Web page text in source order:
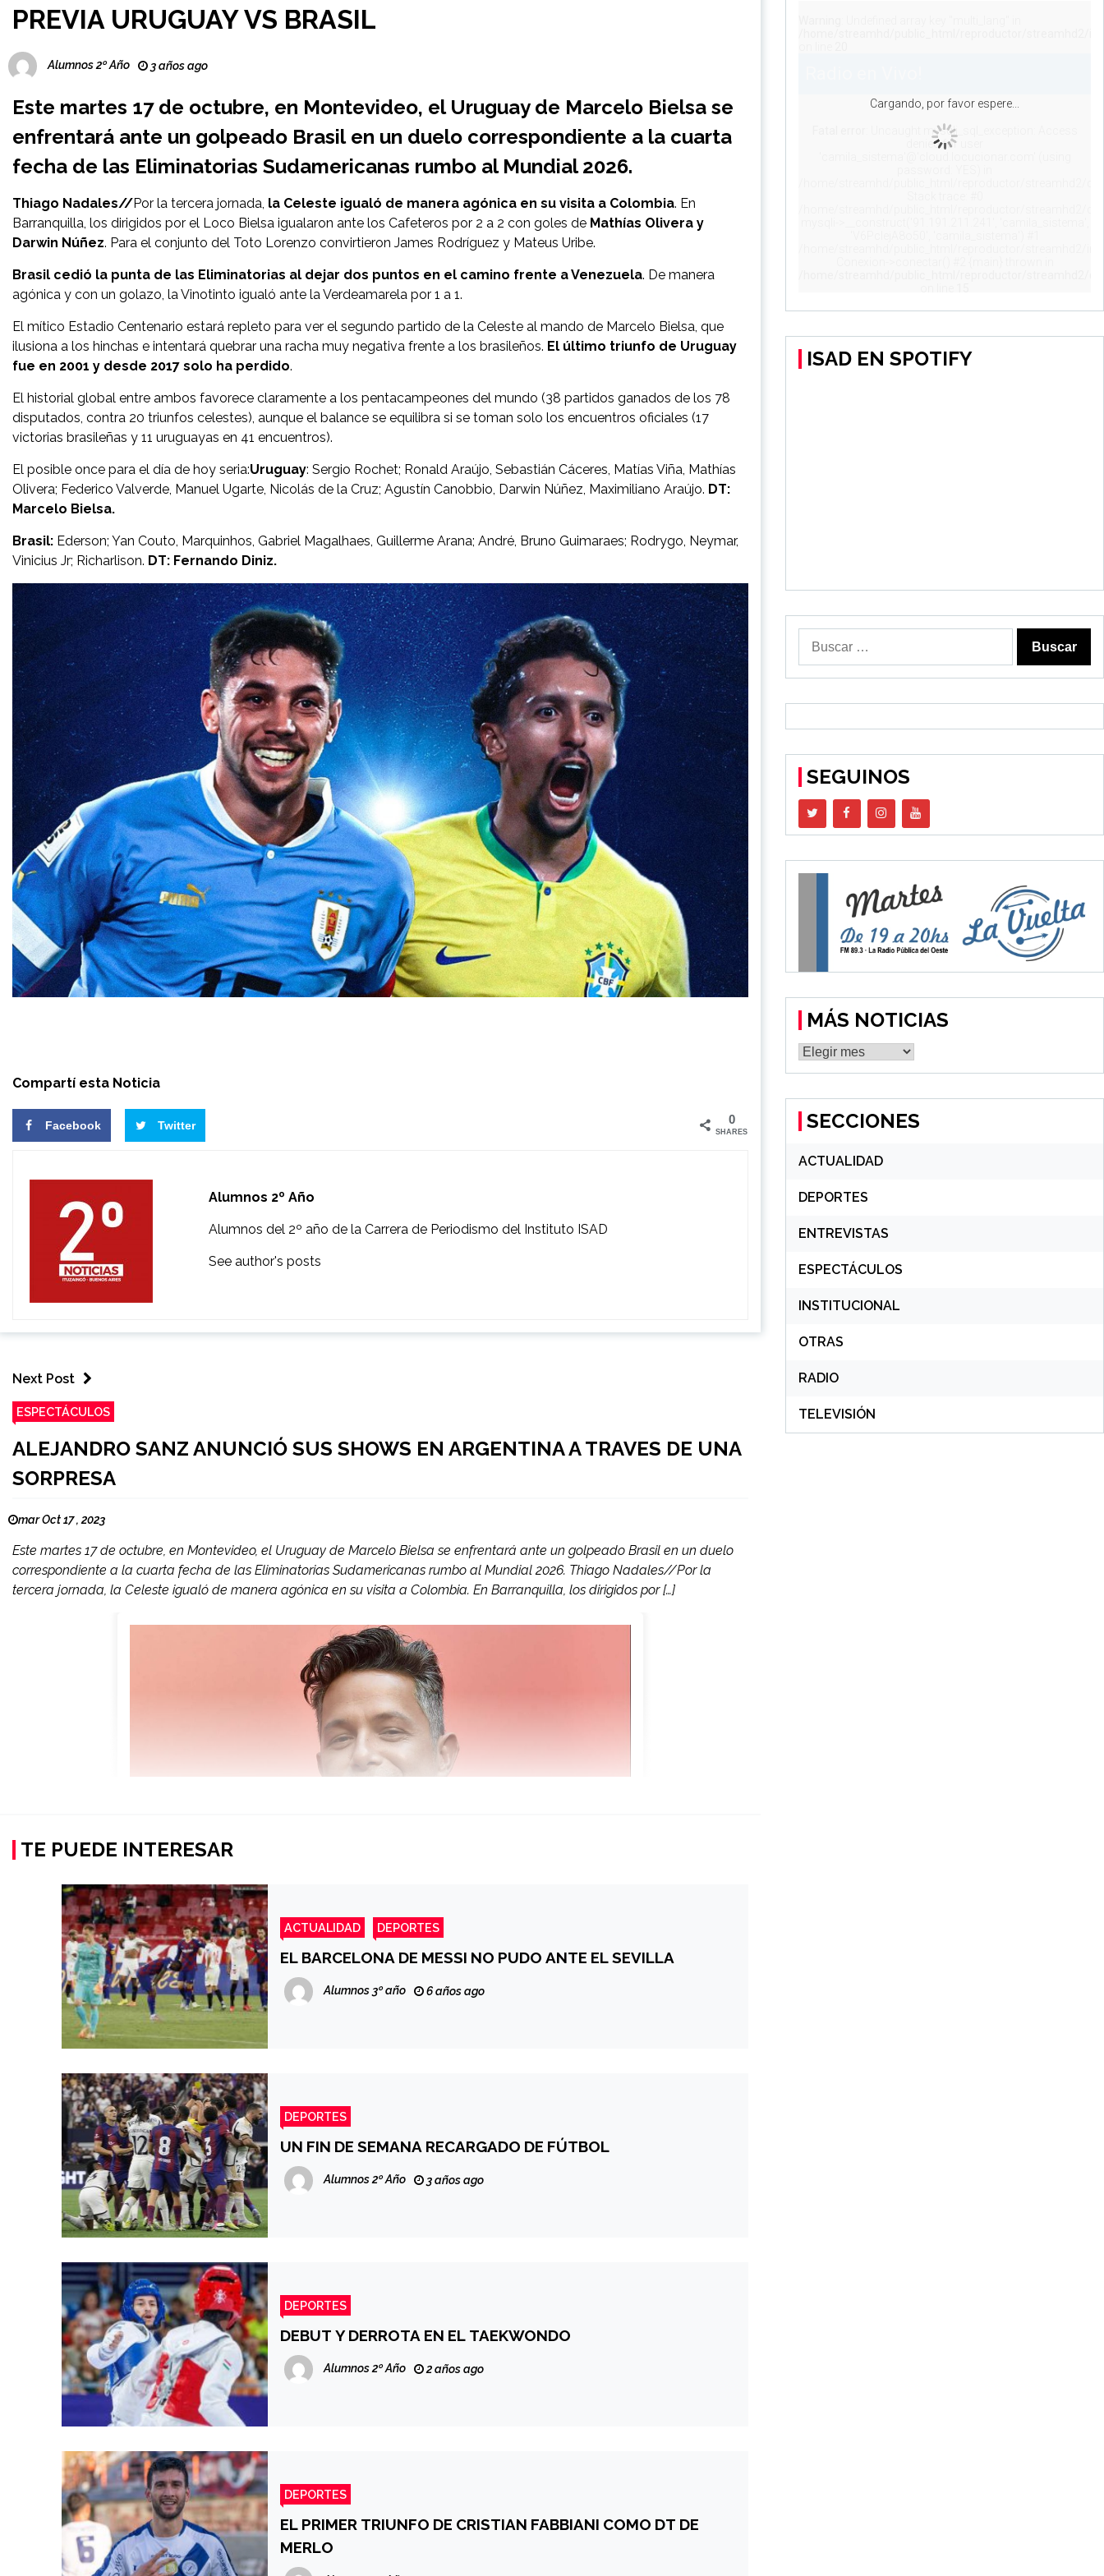
PREVIA URUGUAY VS BRASIL
Alumnos 2º Año 3 años ago
Este martes 17 de octubre, en Montevideo, el Uruguay de Marcelo Bielsa se
enfrentará ante un golpeado Brasilen un duelo correspondiente a la cuarta
fecha de las Eliminatorias Sudamericanas rumbo al Mundial 2026.
Thiago Nadales//Por la tercera jornada, la Celeste igualó de manera agónica en su visita a Colombia. En
Barranquilla, los dirigidos por el Loco Bielsa igualaron ante los Cafeteros por 2 a 2 con goles de Mathías Olivera y
Darwin Núñez. Para el conjunto del Toto Lorenzo convirtieron James Rodríguez y Mateus Uribe.
Brasil cedió la punta de las Eliminatorias al dejar dos puntos en el camino frente a Venezuela. De manera
agónica y con un golazo, la Vinotinto igualó ante la Verdeamarela por 1 a 1.
El mítico Estadio Centenario estará repleto para ver el segundo partido de la Celeste al mando de Marcelo Bielsa, que
ilusiona a los hinchas e intentará quebrar una racha muy negativa frente a los brasileños. El último triunfo de Uruguay
fue en 2001 y desde 2017 solo ha perdido.
El historial global entre ambos favorece claramente a los pentacampeones del mundo (38 partidos ganados de los 78
disputados, contra 20 triunfos celestes), aunque el balance se equilibra si se toman solo los encuentros oficiales (17
victorias brasileñas y 11 uruguayas en 41 encuentros).
El posible once para el día de hoy seria:Uruguay: Sergio Rochet; Ronald Araújo, Sebastián Cáceres, Matías Viña, Mathías
Olivera; Federico Valverde, Manuel Ugarte, Nicolás de la Cruz; Agustín Canobbio, Darwin Núñez, Maximiliano Araújo. DT:
Marcelo Bielsa.
Brasil: Ederson; Yan Couto, Marquinhos, Gabriel Magalhaes, Guillerme Arana; André, Bruno Guimaraes; Rodrygo, Neymar,
Vinicius Jr; Richarlison. DT: Fernando Diniz.
Compartí esta Noticia
Facebook Twitter 0
SHARES
Alumnos 2º Año
Alumnos del 2º año de la Carrera de Periodismo del Instituto ISAD
See author's posts
Next Post
ESPECTÁCULOS
ALEJANDRO SANZ ANUNCIÓ SUS SHOWS EN ARGENTINA A TRAVES DE UNA
SORPRESA
mar Oct 17 , 2023
Este martes 17 de octubre, en Montevideo, el Uruguay de Marcelo Bielsa se enfrentará ante un golpeado Brasil en un duelo
correspondiente a la cuarta fecha de las Eliminatorias Sudamericanas rumbo al Mundial 2026. Thiago Nadales//Por la
tercera jornada, la Celeste igualó de manera agónica en su visita a Colombia. En Barranquilla, los dirigidos por […]
TE PUEDE INTERESAR
ACTUALIDAD DEPORTES
EL BARCELONA DE MESSI NO PUDO ANTE EL SEVILLA
Alumnos 3º año 6 años ago
DEPORTES
UN FIN DE SEMANA RECARGADO DE FÚTBOL
Alumnos 2º Año 3 años ago
DEPORTES
DEBUT Y DERROTA EN EL TAEKWONDO
Alumnos 2º Año 2 años ago
DEPORTES
EL PRIMER TRIUNFO DE CRISTIAN FABBIANI COMO DT DE
MERLO
ISAD EN SPOTIFY
SEGUINOS
MÁS NOTICIAS
MÁS
NOTICIAS
SECCIONES
ACTUALIDAD
DEPORTES
ENTREVISTAS
ESPECTÁCULOS
INSTITUCIONAL
OTRAS
RADIO
TELEVISIÓN